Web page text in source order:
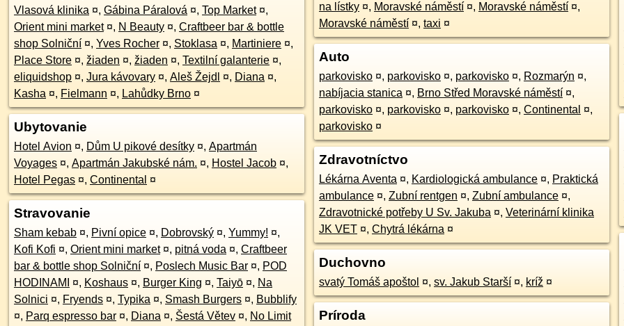
Vlasová klinika ¤, Gábina Páralová ¤, Top Market ¤,
Orient mini market ¤, N Beauty ¤, Craftbeer bar & bottle
shop Solniční ¤, Yves Rocher ¤, Stoklasa ¤, Martiniere ¤,
Place Store ¤, žiaden ¤, žiaden ¤, Textilní galanterie ¤,
eliquidshop ¤, Jura kávovary ¤, Aleš Žejdl ¤, Diana ¤,
Kasha ¤, Fielmann ¤, Lahůdky Brno ¤
Ubytovanie
Hotel Avion ¤, Dům U pikové desítky ¤, Apartmán
Voyages ¤, Apartmán Jakubské nám. ¤, Hostel Jacob ¤,
Hotel Pegas ¤, Continental ¤
Stravovanie
Sham kebab ¤, Pivní opice ¤, Dobrovský ¤, Yummy! ¤,
Kofi Kofi ¤, Orient mini market ¤, pitná voda ¤, Craftbeer
bar & bottle shop Solniční ¤, Poslech Music Bar ¤, POD
HODINAMI
¤, Koshaus ¤, Burger King ¤, Taiyō ¤, Na
Solnici ¤, Fryends ¤, Typika ¤, Smash Burgers ¤, Bubblify
¤, Parq espresso bar ¤, Diana ¤, Šestá Větev ¤, No Limit
na lístky ¤, Moravské náměstí ¤, Moravské náměstí ¤,
Moravské náměstí ¤, taxi ¤
Auto
parkovisko ¤, parkovisko ¤, parkovisko ¤, Rozmarýn ¤,
nabíjacia stanica ¤, Brno Střed Moravské náměstí ¤,
parkovisko ¤, parkovisko ¤, parkovisko ¤, Continental ¤,
parkovisko ¤
Zdravotníctvo
Lékárna Aventa ¤, Kardiologická ambulance ¤, Praktická
ambulance ¤, Zubní rentgen ¤, Zubní ambulance ¤,
Zdravotnické potřeby U Sv. Jakuba ¤, Veterinární klinika
JK VET ¤, Chytrá lékárna ¤
Duchovno
svatý Tomáš apoštol ¤, sv. Jakub Starší ¤, kríž ¤
Príroda